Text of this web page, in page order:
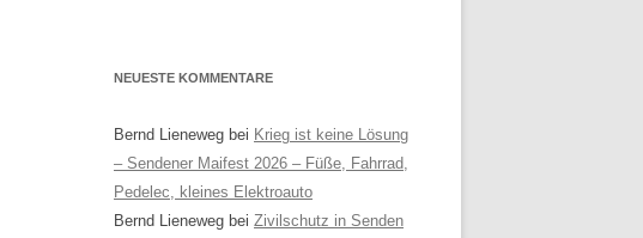
NEUESTE KOMMENTARE
Bernd Lieneweg bei Krieg ist keine Lösung
– Sendener Maifest 2026 – Füße, Fahrrad,
Pedelec, kleines Elektroauto
Bernd Lieneweg bei Zivilschutz in Senden